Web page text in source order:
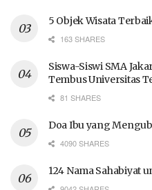
5 Objek Wisata
163 SHARES
Siswa-Siswi SMA
Tembus Universitas
81 SHARES
Doa Ibu yang
4090 SHARES
124 Nama Sahabiyat